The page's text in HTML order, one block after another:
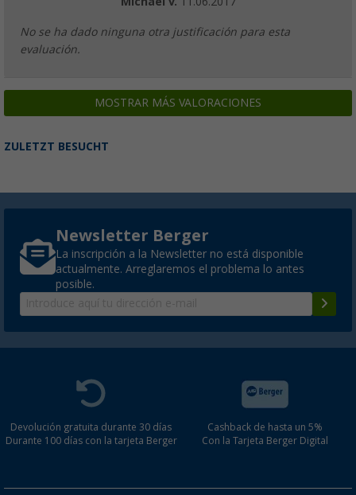
No se ha dado ninguna otra justificación para esta
evaluación.
MOSTRAR MÁS VALORACIONES
ZULETZT BESUCHT
Newsletter Berger
La inscripción a la Newsletter no está disponible
actualmente. Arreglaremos el problema lo antes
posible.
Devolución gratuita durante 30 días
Durante 100 días con la tarjeta Berger
Cashback de hasta un 5%
Con la Tarjeta Berger Digital